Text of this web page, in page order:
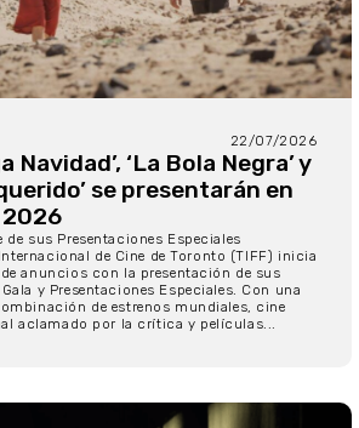
22/07/2026
Navidad’, ‘La Bola Negra’ y
se presentarán en
2026
de sus Presentaciones Especiales
de Cine de Toronto (TIFF) inicia
anuncios con la presentación de sus
y Presentaciones Especiales. Con una
de estrenos mundiales, cine
aclamado por la crítica y películas...